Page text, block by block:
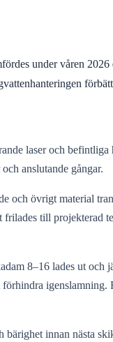
under våren
laser och
anslutande gångar.
och övrigt material
till projekterad
8–16 lades ut och
innan nästa